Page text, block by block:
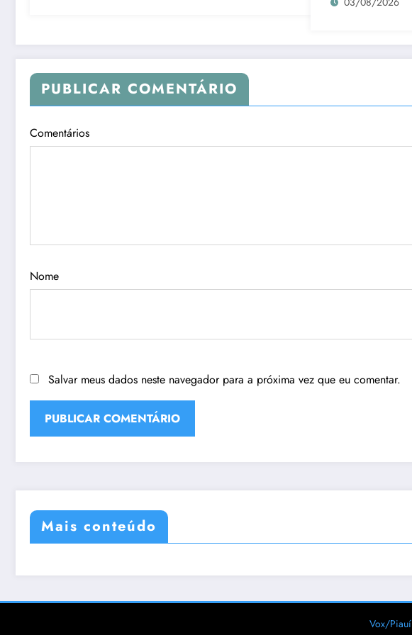
PUBLICAR COMENTÁRIO
Comentários
Nome
Salvar meus dados neste navegador para a próxima vez que eu comentar.
Mais conteúdo
Vox/Piauí